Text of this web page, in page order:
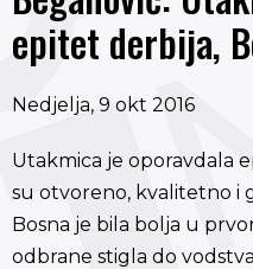
epitet derbija,
Nedjelja, 9 okt 2016
Utakmica je oporavdala
su otvoreno, kvalitetno i
Bosna je bila bolja u
odbrane stigla do